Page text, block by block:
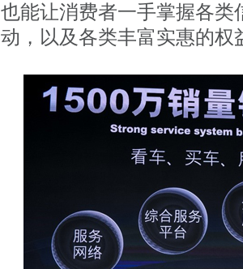
也能让消费者一手掌握各
动，以及各类丰富实惠的